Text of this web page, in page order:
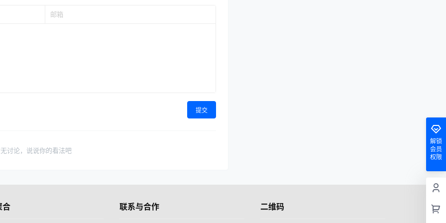
提交
讨论，说说你的看法吧
解锁
会员
权限
合 联系与合作 二维码